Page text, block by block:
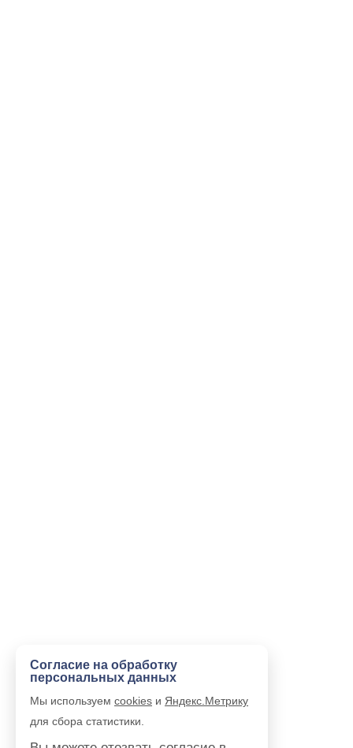
Согласие на обработку
персональных данных
Мы используем cookies и Яндекс.Метрику
для сбора статистики.